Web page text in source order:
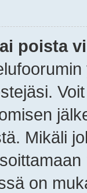
poista
Mikäli
on